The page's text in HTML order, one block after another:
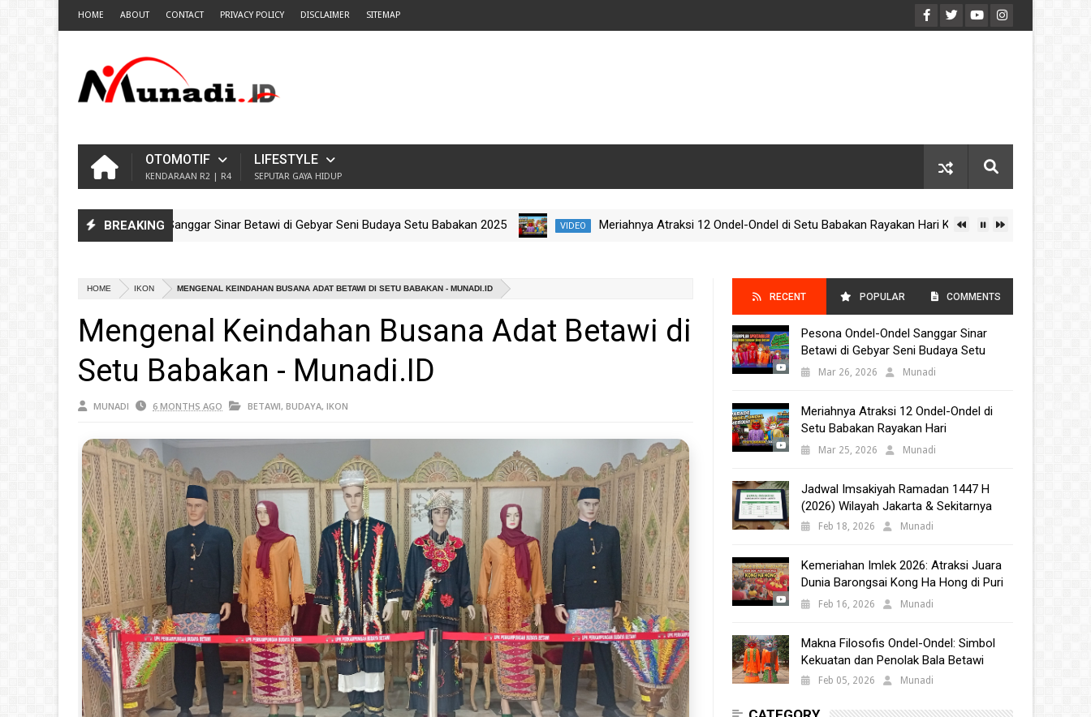
HOME ABOUT CONTACT PRIVACY POLICY DISCLAIMER SITEMAP
OTOMOTIF
KENDARAAN R2 | R4
LIFESTYLE
SEPUTAR GAYA HIDUP
BREAKING
Pesona Ondel-Ondel Sanggar Sinar Betawi di Gebyar Seni Budaya Setu Babakan 2025 VIDEO Meriahnya Atraksi 12 Ondel-Ondel di Setu Babakan Rayakan Hari Kebudayaan Nasional 2025
HOME IKON MENGENAL KEINDAHAN BUSANA ADAT BETAWI DI SETU BABAKAN - MUNADI.ID
Mengenal Keindahan Busana Adat Betawi di
Setu Babakan - Munadi.ID
MUNADI 6 MONTHS AGO BETAWI, BUDAYA, IKON
RECENT POPULAR
POSTS
COMMENTS
Pesona Ondel-Ondel Sanggar Sinar
Betawi di Gebyar Seni Budaya Setu
Babakan 2025
Mar 26, 2026 Munadi
Meriahnya Atraksi 12 Ondel-Ondel di
Setu Babakan Rayakan Hari
Kebudayaan Nasional 2025
Mar 25, 2026 Munadi
Jadwal Imsakiyah Ramadan 1447 H
(2026) Wilayah Jakarta & Sekitarnya
Feb 18, 2026 Munadi
Kemeriahan Imlek 2026: Atraksi Juara
Dunia Barongsai Kong Ha Hong di Puri
Indah Mall
Feb 16, 2026 Munadi
Makna Filosofis Ondel-Ondel: Simbol
Kekuatan dan Penolak Bala Betawi
Feb 05, 2026 Munadi